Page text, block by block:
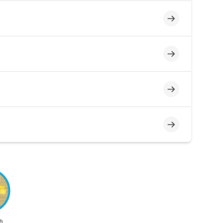
不完整
不完整
不完整
不完整